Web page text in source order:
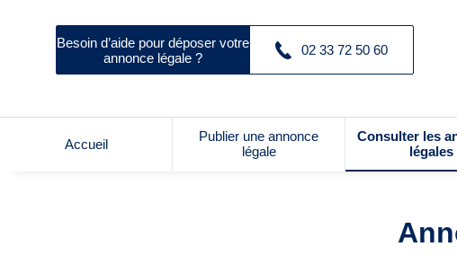
Besoin d’aide pour déposer votre
annonce légale ?
02 33 72 50 60
Accueil
Publier une annonce
légale
Consulter les
légales